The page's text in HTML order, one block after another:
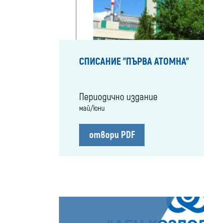
СПИСАНИЕ "ПЪРВА АТОМНА"
Периодично издание
май/юни
отвори PDF